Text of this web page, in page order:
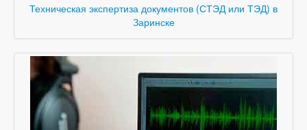
Техническая экспертиза документов (СТЭД или ТЭД) в
Заринске